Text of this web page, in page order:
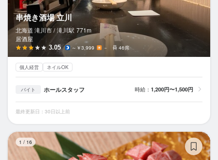
串焼き酒場 立川
北海道 滝川市 / 滝川駅 771m
居酒屋
3.05 ～￥3,999 － 46席
個人経営 ネイルOK
バイト ホールスタッフ 時給： 1,200円〜1,500円
最終更新日：30日以上前
1 / 16